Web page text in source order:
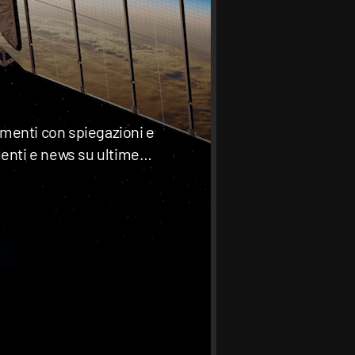
con spiegazioni e
e news su ultime